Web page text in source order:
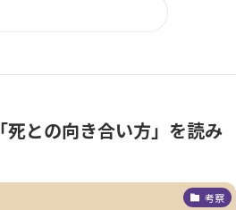
との向き合い方」を読み
考察